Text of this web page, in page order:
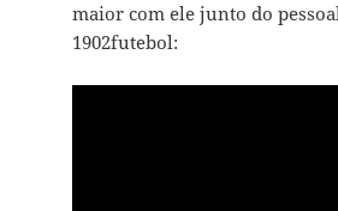
maior com ele junto do
1902futebol: